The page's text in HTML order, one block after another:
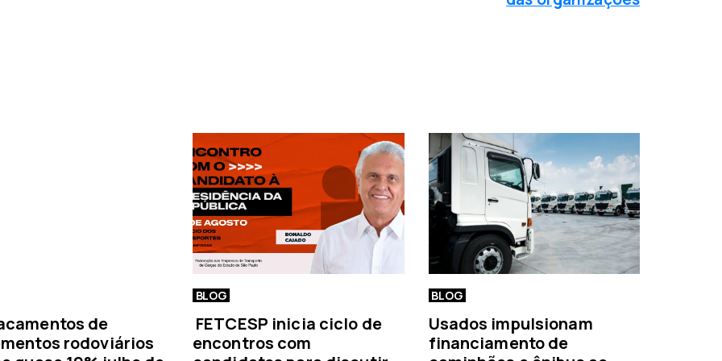
c
i
a
de
rodoviários
BLOG
FETCESP inicia ciclo de
encontros com
BLOG
Usados impulsionam
financiamento de